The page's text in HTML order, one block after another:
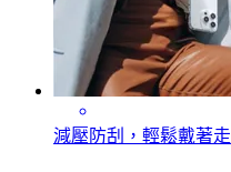
減壓防刮，輕鬆戴著走